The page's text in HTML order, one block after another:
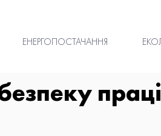
ЕНЕРГОПОСТАЧАННЯ